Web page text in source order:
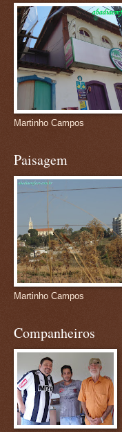
Martinho Campos
Paisagem
Martinho Campos
Companheiros